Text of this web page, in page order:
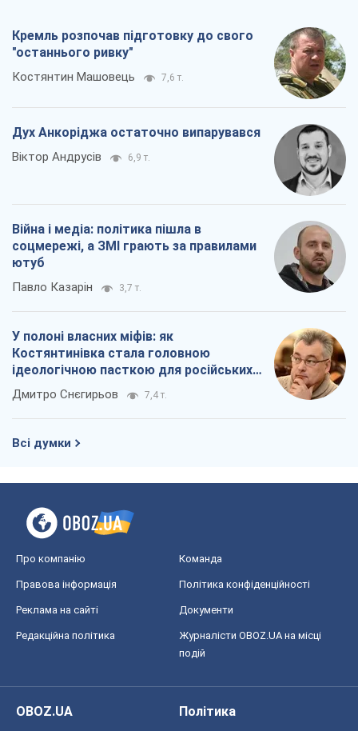
Кремль розпочав підготовку до свого
"останнього ривку"
Костянтин Машовець 7,6 т.
Дух Анкоріджа остаточно випарувався
Віктор Андрусів 6,9 т.
Війна і медіа: політика пішла в
соцмережі, а ЗМІ грають за правилами
ютуб
Павло Казарін 3,7 т.
У полоні власних міфів: як
Костянтинівка стала головною
ідеологічною пасткою для російських
окупантів
Дмитро Снєгирьов 7,4 т.
Всі думки
Про компанію Команда
Правова інформація Політика конфіденційності
Реклама на сайті Документи
Редакційна політика
Журналісти OBOZ.UA на місці
подій
OBOZ.UA
Політика